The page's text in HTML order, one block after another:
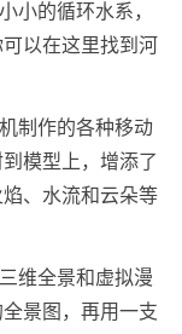
小的循环水系，
以在这里找到河
制作的各种移动
模型上，增添了
、水流和云朵等
维全景和虚拟漫
景图，再用一支